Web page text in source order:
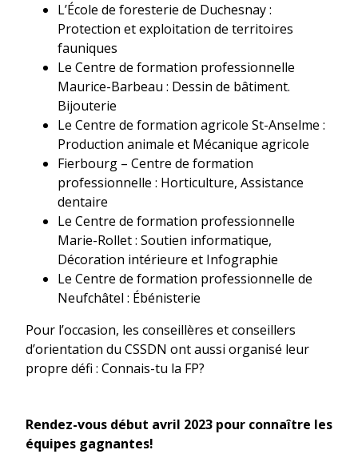
L’École de foresterie de Duchesnay :
Protection et exploitation de territoires
fauniques
Le Centre de formation professionnelle
Maurice-Barbeau : Dessin de bâtiment.
Bijouterie
Le Centre de formation agricole St-Anselme :
Production animale et Mécanique agricole
Fierbourg – Centre de formation
professionnelle : Horticulture, Assistance
dentaire
Le Centre de formation professionnelle
Marie-Rollet : Soutien informatique,
Décoration intérieure et Infographie
Le Centre de formation professionnelle de
Neufchâtel : Ébénisterie
Pour l’occasion, les conseillères et conseillers
d’orientation du CSSDN ont aussi organisé leur
propre défi : Connais-tu la FP?
Rendez-vous début avril 2023 pour connaître les
équipes gagnantes!